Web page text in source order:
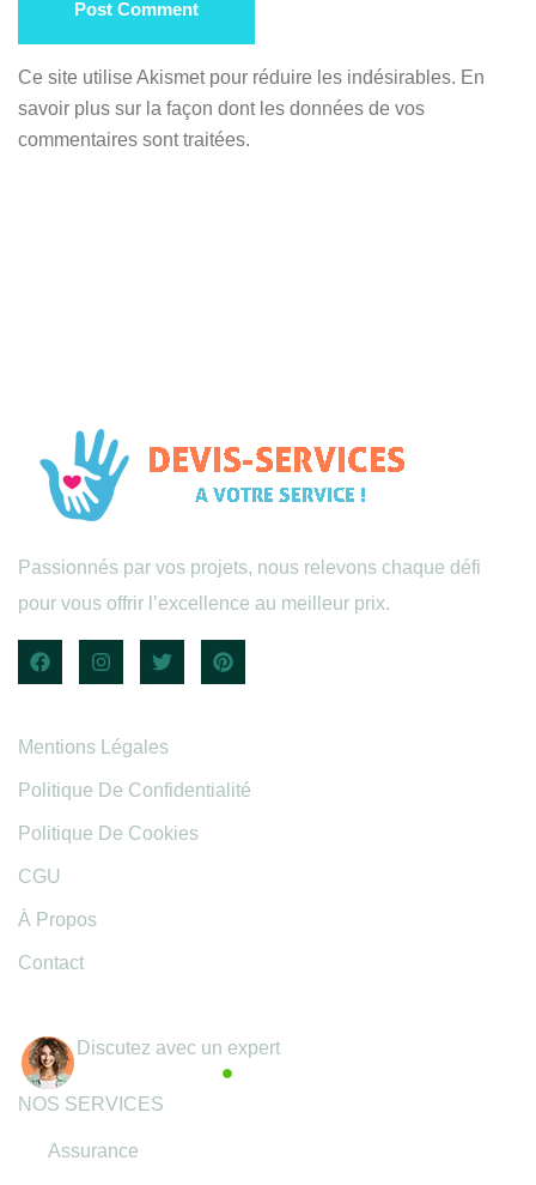
Post Comment
Ce site utilise Akismet pour réduire les indésirables. En
savoir plus sur la façon dont les données de vos
commentaires sont traitées.
Passionnés par vos projets, nous relevons chaque défi
pour vous offrir l’excellence au meilleur prix.
Mentions Légales
Politique De Confidentialité
Politique De Cookies
CGU
À Propos
Contact
Discutez avec un expert
NOS SERVICES
Assurance